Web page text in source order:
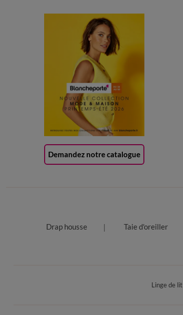
Demandez notre catalogue
Drap housse Taie d'oreiller
Linge de lit